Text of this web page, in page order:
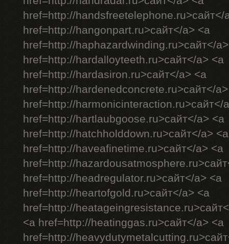
href=http://handsfreetelephone.ru>сайт</
href=http://hangonpart.ru>сайт</a> <a
href=http://haphazardwinding.ru>сайт</
href=http://hardalloyteeth.ru>сайт</a> <a
href=http://hardasiron.ru>сайт</a> <a
href=http://hardenedconcrete.ru>сайт</
href=http://harmonicinteraction.ru>сайт</
href=http://hartlaubgoose.ru>сайт</a> <a
href=http://hatchholddown.ru>сайт</a> <a
href=http://haveafinetime.ru>сайт</a> <a
href=http://
href=http://headregulator.ru>сайт</a> <a
href=http://heartofgold.ru>сайт</a> <a
href=http://
<a href=http://heatinggas.ru>сайт</a> <a
href=http://